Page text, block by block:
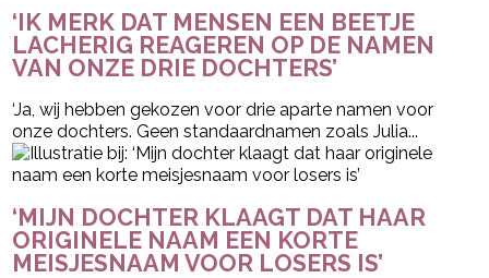
‘IK MERK DAT MENSEN EEN BEETJE
LACHERIG REAGEREN OP DE NAMEN
VAN ONZE DRIE DOCHTERS’
‘Ja, wij hebben gekozen voor drie aparte namen voor
onze dochters. Geen standaardnamen zoals Julia...
‘MIJN DOCHTER KLAAGT DAT HAAR
ORIGINELE NAAM EEN KORTE
MEISJESNAAM VOOR LOSERS IS’